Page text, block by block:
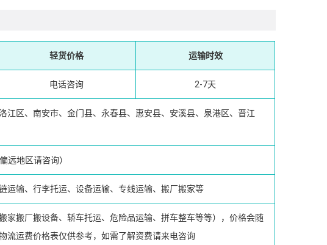
轻货价格 运输时效
电话咨询 2-7天
江区、南安市、金门县、永春县、惠安县、安溪县、泉港区、晋江
偏远地区请咨询）
运输、行李托运、设备运输、专线运输、搬厂搬家等
家搬厂搬设备、轿车托运、危险品运输、拼车整车等等），价格会随
流运费价格表仅供参考，如需了解资费请来电咨询